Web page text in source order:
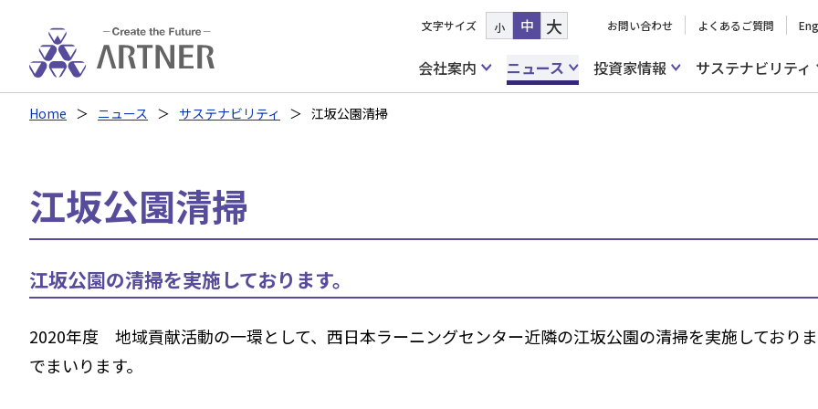
文字サイズ 小 中 大 お問い合わせ よくあるご質問
会社案内 ニュース 投資家情報 サステナビリティ
Home ニュース サステナビリティ 江坂公園清掃
江坂公園清掃
江坂公園の清掃を実施しております。
2020年度 地域貢献活動の一環として、西日本ラーニングセンター近隣の江坂公園の清掃を実施しており
でまいります。